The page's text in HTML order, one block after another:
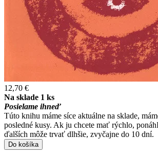
12,70 €
Na sklade 1 ks
Posielame ihneď
Túto knihu máme síce aktuálne na sklade,
posledné kusy. Ak ju chcete mať rýchlo,
ďalších môže trvať dlhšie, zvyčajne do 10 dní.
Do košíka